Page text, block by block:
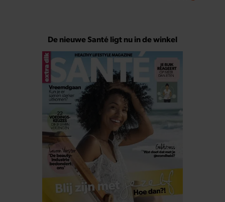
De nieuwe Santé ligt nu in de winkel